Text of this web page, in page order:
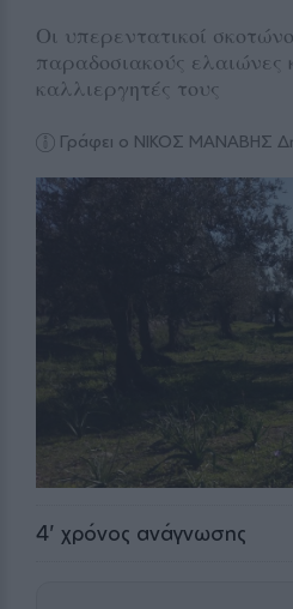
Οι υπερεντατικοί
παραδοσιακούς ελαιώνες
καλλιεργητές τους
Γράφει ο ΝΙΚΟΣ ΜΑΝΑΒΗΣ
4' χρόνος ανάγνωσης